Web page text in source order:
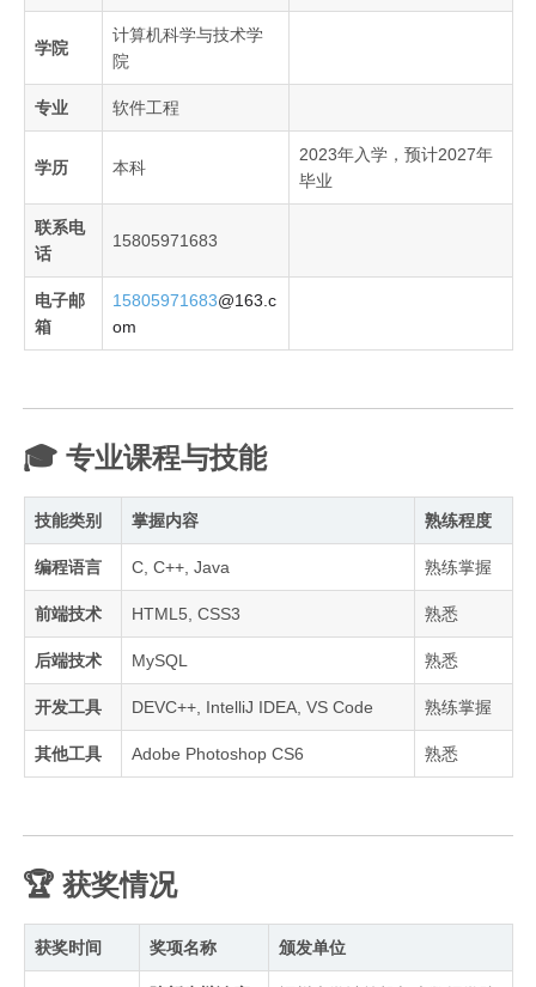
学院
计算机科学与技术学
院
专业 软件工程
学历 本科
2023年入学，预计2027年
毕业
联系电
话
15805971683
电子邮
箱
15805971683@163.c
om
🎓 专业课程与技能
技能类别 掌握内容 熟练程度
编程语言 C, C++, Java 熟练掌握
前端技术 HTML5, CSS3 熟悉
后端技术 MySQL 熟悉
开发工具 DEVC++, IntelliJ IDEA, VS Code 熟练掌握
其他工具 Adobe Photoshop CS6 熟悉
🏆 获奖情况
获奖时间 奖项名称 颁发单位